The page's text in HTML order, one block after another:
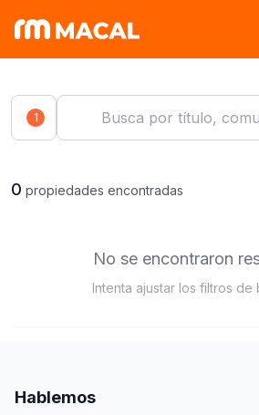
1
0 propiedades encontradas
No se encontraron
Intenta ajustar los filtros de
Hablemos